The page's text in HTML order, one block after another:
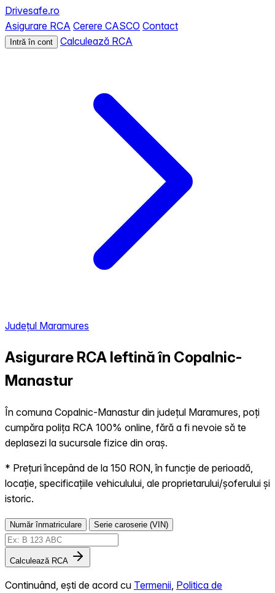
Drivesafe.ro
Asigurare RCA Cerere CASCO Contact
Intră în cont Calculează RCA
Județul Maramures
Asigurare RCA Ieftină în Copalnic-
Manastur
În comuna Copalnic-Manastur din județul Maramures, poți
cumpăra polița RCA 100% online, fără a fi nevoie să te
deplasezi la sucursale fizice din oraș.
* Prețuri începând de la 150 RON, în funcție de perioadă,
locație, specificațiile vehiculului, ale proprietarului/șoferului și
istoric.
Număr înmatriculare Serie caroserie (VIN)
Calculează RCA
Continuând, ești de acord cu Termenii Politica de